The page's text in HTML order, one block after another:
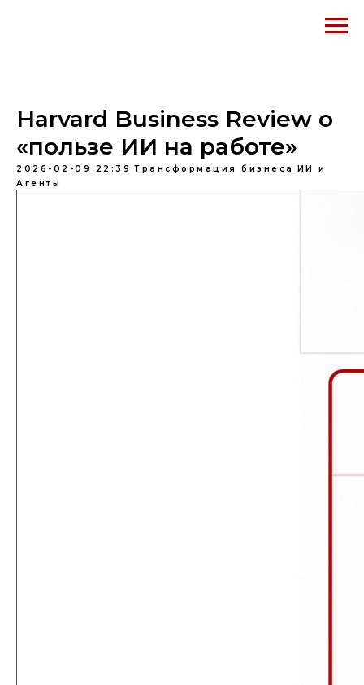
Harvard Business Review о
«пользе ИИ на работе»
2026-02-09 22:39 Трансформация бизнеса
ИИ и
Агенты